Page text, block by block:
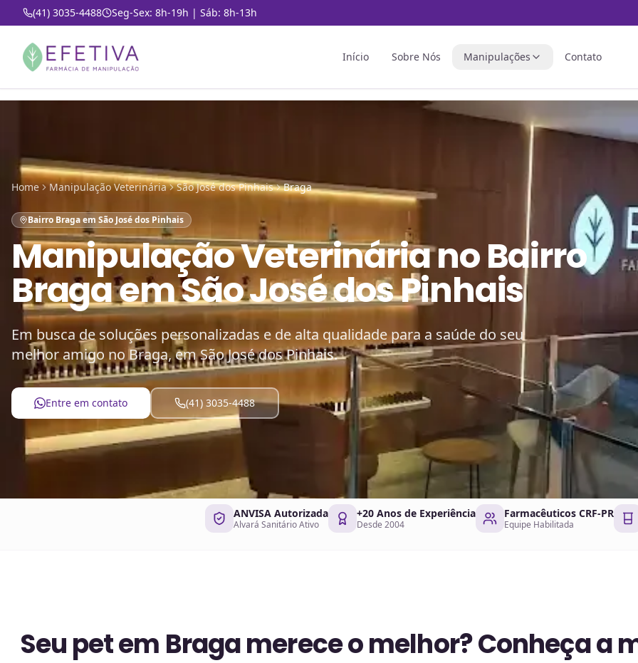
(41) 3035-4488 Seg-Sex: 8h-19h | Sáb: 8h-13h
Início Sobre Nós Manipulações Contato
Home Manipulação Veterinária São José dos Pinhais Braga
Bairro Braga em São José dos Pinhais
Manipulação VeterinárianoBairro
Braga em São José dos Pinhais
Em busca de soluções personalizadas e de alta qualidade para a saúde do seu
melhor amigo no Braga, em São José dos Pinhais.
Entre em contato (41) 3035-4488
ANVISA Autorizada
Alvará Sanitário Ativo
+20 Anos de Experiência
Desde 2004
Farmacêuticos CRF-PR
Equipe Habilitada
Seu pet em Braga merece o melhor? Conheça